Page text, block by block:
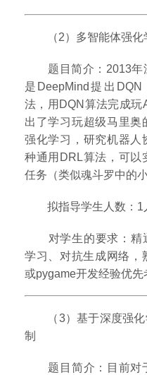
（2）多智能体强化
题目简介：2013年
是DeepMind提出
法，用DQN算法完成玩
出了学习玩超级马里奥
强化学习，研究机器人
种通用DRL算法，可以
任务（类似魂斗罗中的
拟指导学生人数：1
对学生的要求：精
学习、对抗生成网络，
或pygame开发经验优先
（3）基于深度强化
制
题目简介：目前对